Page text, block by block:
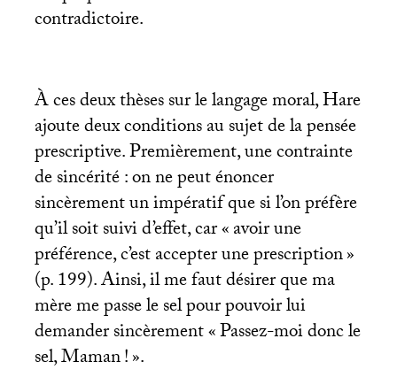
contradictoire.
À ces deux thèses sur le langage moral, Hare
ajoute deux conditions au sujet de la pensée
prescriptive. Premièrement, une contrainte
de sincérité : on ne peut énoncer
sincèrement un impératif que si l’on préfère
qu’il soit suivi d’effet, car «avoir une
préférence, c’est accepter une prescription»
(p. 199). Ainsi, il me faut désirer que ma
mère me passe le sel pour pouvoir lui
demander sincèrement «Passez-moi donc le
sel, Maman!».